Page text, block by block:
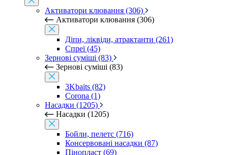
Активатори клювання (306)
Активатори клювання (306)
Діпи, ліквіди, атрактанти (261)
Спреї (45)
Зернові суміші (83)
Зернові суміші (83)
3Kbaits (82)
Corona (1)
Насадки (1205)
Насадки (1205)
Бойли, пелетс (716)
Консервовані насадки (87)
Пінопласт (69)